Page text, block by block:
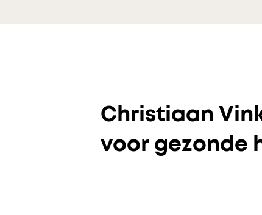
Christiaan
voor gezonde